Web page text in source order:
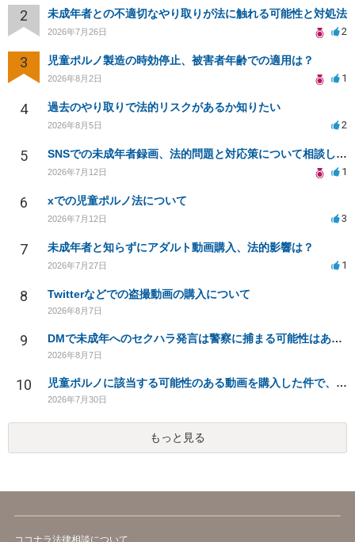
2 未成年者との不適切なやり取りが法に触れる可能性と対処法
2026年7月26日 2
3 児童ポルノ製造の時効停止、被害者年齢での適用は？
2026年8月2日 1
4 過去のやり取りで法的リスクがあるか知りたい
2026年8月5日 2
5 SNSでの未成年者録画、法的問題と対応策について相談したい
2026年7月12日 1
6 xでの児童ポルノ法について
2026年7月12日 3
7 未成年者と知らずにアダルト動画購入、法的影響は？
2026年7月27日 1
8 Twitterなどでの盗撮動画の購入について
2026年8月7日
9 DMで未成年へのセクハラ発言は警察に捕まる可能性はありますか
2026年8月7日
10 児童ポルノに該当する可能性のある動画を購入した件で、家族や職場に知られたり、逮捕などあるのでしょうか
2026年7月30日
もっと見る
ココナラ法律相談について